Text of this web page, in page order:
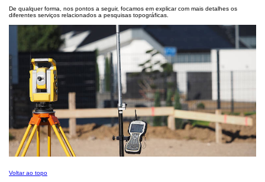
De qualquer forma, nos pontos a seguir, focamos em explicar com mais detalhes os
diferentes serviços relacionados a pesquisas topográficas.
Voltar ao topo